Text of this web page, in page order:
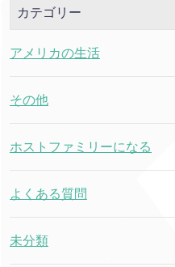
カテゴリー
アメリカの生活
その他
ホストファミリーになる
よくある質問
未分類